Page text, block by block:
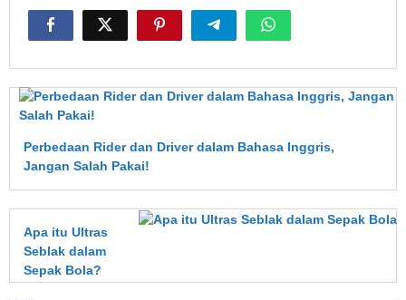
Perbedaan Rider dan Driver dalam Bahasa Inggris,
Jangan Salah Pakai!
Apa itu Ultras
Seblak dalam
Sepak Bola?